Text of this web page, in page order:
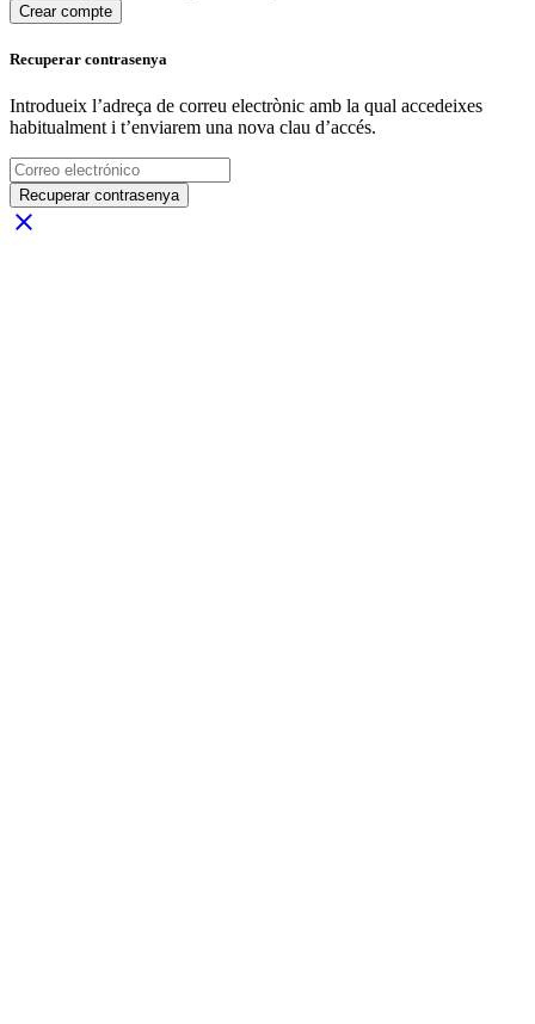
Crear compte
Recuperar contrasenya
Introdueix l’adreça de correu electrònic amb la qual accedeixes
habitualment i t’enviarem una nova clau d’accés.
Recuperar contrasenya
close